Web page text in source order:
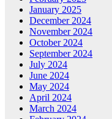
January 2025
December 2024
November 2024
October 2024
September 2024
July 2024
June 2024
May 2024
April 2024
March 2024